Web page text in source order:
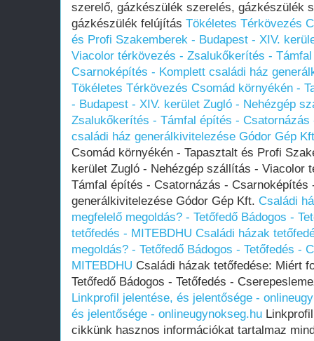
szerelő, gázkészülék szerelés, gázkészülék
gázkészülék felújítás Tökéletes Térkövezés
és Profi Szakemberek - Budapest - XIV.
Viacolor térkövezés - Zsalukőkerítés -
Csarnoképítés - Komplett családi ház
Tökéletes Térkövezés Csomád környékén -
- Budapest - XIV. kerület Zugló - Nehézgép
Zsalukőkerítés - Támfal építés -
családi ház generálkivitelezése Gódor Gép
Csomád környékén - Tapasztalt és Profi
kerület Zugló - Nehézgép szállítás - Viacolor
Támfal építés - Csatornázás - Csarnoképítés
generálkivitelezése Gódor Gép Kft. Családi
megfelelő megoldás? - Tetőfedő Bádogos -
tetőfedés - MITEBDHU Családi házak
megoldás? - Tetőfedő Bádogos - Tetőfedés -
MITEBDHU Családi házak tetőfedése: Miért
Tetőfedő Bádogos - Tetőfedés -
Linkprofil jelentése, és jelentősége -
és jelentősége - onlineugynokseg.hu
cikkünk hasznos információkat tartalmaz